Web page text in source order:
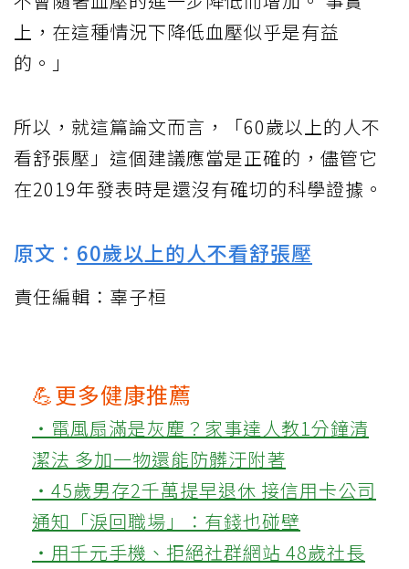
上，在這種情況下降低血壓似乎是有益
的。」
所以，就這篇論文而言，「60歲以上的人不
看舒張壓」這個建議應當是正確的，儘管它
在2019年發表時是還沒有確切的科學證據。
原文： 60歲以上的人不看舒張壓
責任編輯：辜子桓
💪更多健康推薦
‧電風扇滿是灰塵？家事達人教1分鐘清
潔法 多加一物還能防髒汙附著
‧45歲男存2千萬提早退休 接信用卡公司
通知「淚回職場」：有錢也碰壁
‧用千元手機、拒絕社群網站 48歲社長